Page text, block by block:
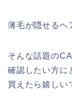
薄毛が隠せるヘ
そんな話題の
確認したい方に
買えたら嬉しい